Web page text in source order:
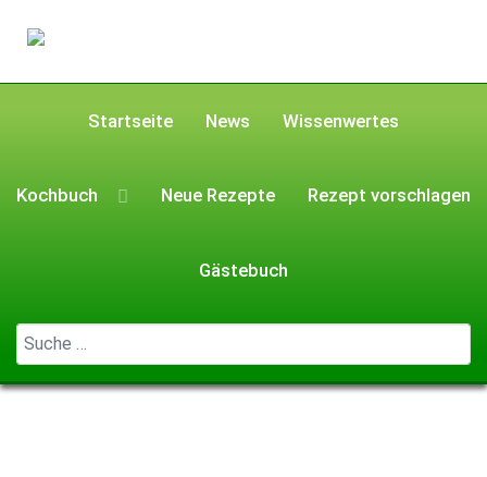
Startseite News Wissenwertes
Kochbuch Neue Rezepte Rezept vorschlagen
Gästebuch